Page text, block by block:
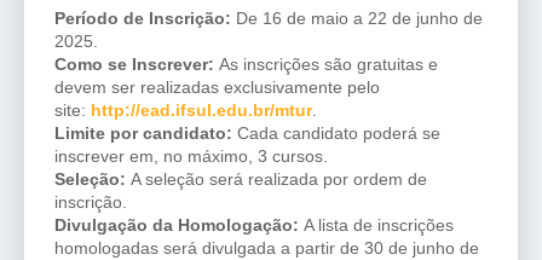
Período de Inscrição: De 16 de maio a 22 de junho de
2025.
Como se Inscrever: As inscrições são gratuitas e
devem ser realizadas exclusivamente pelo
site: http://ead.ifsul.edu.br/mtur.
Limite por candidato: Cada candidato poderá se
inscrever em, no máximo, 3 cursos.
Seleção: A seleção será realizada por ordem de
inscrição.
Divulgação da Homologação: A lista de inscrições
homologadas será divulgada a partir de 30 de junho de